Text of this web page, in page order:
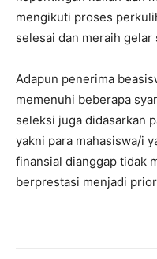
mengikuti proses
selesai dan meraih gelar
Adapun penerima
memenuhi beberapa
seleksi juga didasarkan
yakni para mahasiswa/i
finansial dianggap tidak
berprestasi menjadi